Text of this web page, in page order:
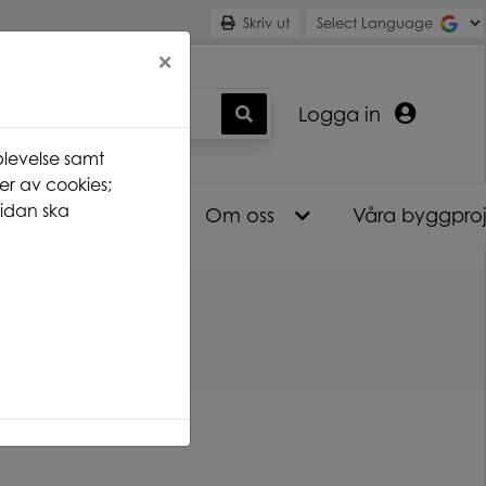
Logga in
Skriv ut
Nyhetsarkiv Om oss Våra
×
samt
av cookies;
ska